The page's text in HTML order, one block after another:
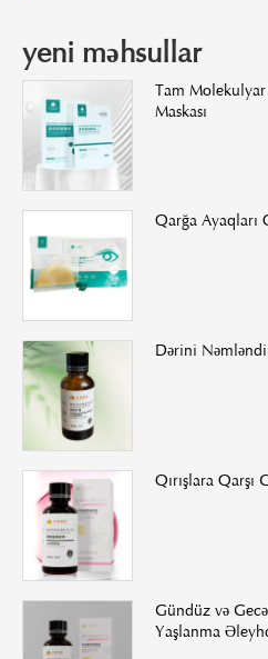
yeni məhsullar
Tam
Maskası
Qarğa Ayaqları
Dərini
Qırışlara Qarşı
Gündüz və
Yaşlanma